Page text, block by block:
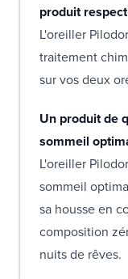
produit
L'oreiller
traitement
sur vos deux
Un produit de
sommeil
L'oreiller
sommeil
sa housse en
composition
nuits de rêves.